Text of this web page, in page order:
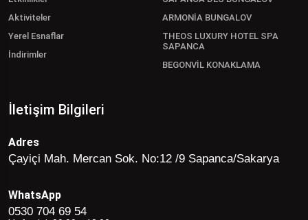
Aktiviteler
Yerel Esnaflar
İndirimler
ARMONİA BUNGALOV
THEOS LUXURY HOTEL SPA
SAPANCA
BEGONVİL KONAKLAMA
İletişim Bilgileri
Adres
Çayiçi Mah. Mercan Sok. No:12 /9 Sapanca/Sakarya
WhatsApp
0530 704 69 54